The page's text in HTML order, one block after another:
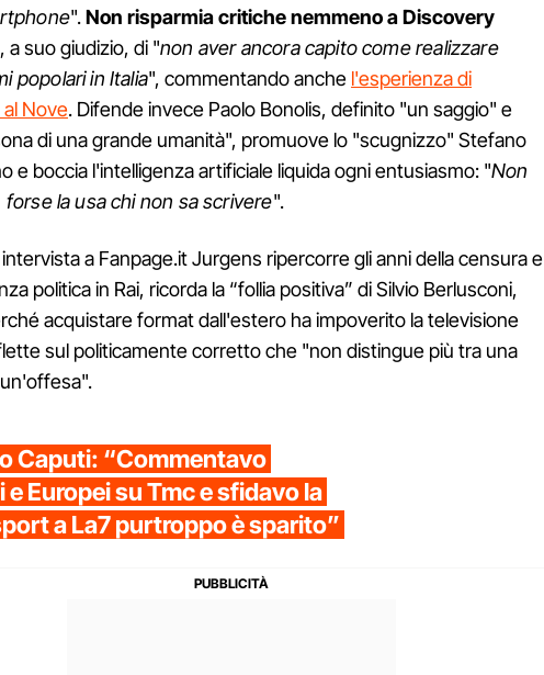
".Non risparmia critiche nemmeno a Discovery
a suo giudizio, di "non aver ancora capito come realizzare
popolari in Italia", commentando anche l'esperienza di
Nove. Difende invece Paolo Bonolis, definito "un saggio" e
di una grande umanità", promuove lo "scugnizzo" Stefano
e boccia l'intelligenza artificiale liquida ogni entusiasmo: "Non
forse la usa chi non sa scrivere".
a Fanpage.it Jurgens ripercorre gli anni della censura e
politica in Rai, ricorda la “follia positiva” di Silvio Berlusconi,
acquistare format dall'estero ha impoverito la televisione
sul politicamente corretto che "non distingue più tra una
Caputi: “Commentavo
e Europei su Tmc e sfidavo la
a La7 purtroppo è sparito”